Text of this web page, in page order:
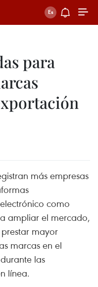
para
más empresas
como
ampliar el mercado,
mayor
marcas en el
las
línea.